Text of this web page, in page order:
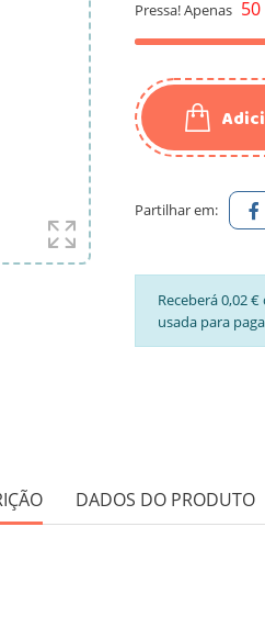
Pressa! Apenas 50
Partilhar em:
Receberá 0,02
usada para
DADOS DO PRODUTO